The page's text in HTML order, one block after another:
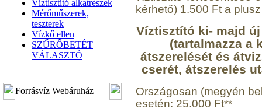
Víztisztító alkatrészek
Mérőműszerek,
teszterek
Vízkő ellen
SZŰRŐBETÉT
VÁLASZTÓ
Forrásvíz Webáruház
kérhető) 1.500 Ft a
Víztisztító ki- majd
(tartalmazza a
átszerelését és
cserét, átszerelés
Országosan (megyén
esetén: 25.000 Ft**